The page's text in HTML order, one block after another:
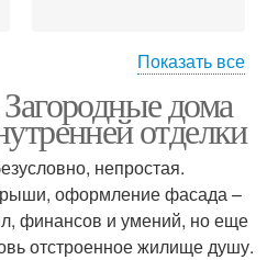
Показать все
дома
отделки
непростая.
оформление фасада –
финансов и умений, но еще
отстроенное жилище душу.